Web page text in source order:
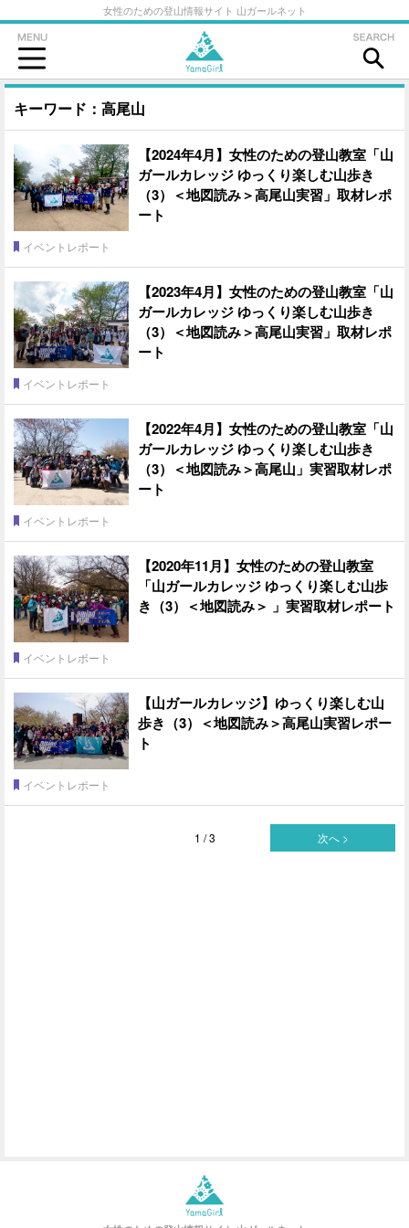
女性のための登山情報サイト 山ガールネット
キーワード：高尾山
【2024年4月】女性のための登山教室「山
ガールカレッジ ゆっくり楽しむ山歩き
（3）＜地図読み＞高尾山実習」取材レポ
ート
イベントレポート
【2023年4月】女性のための登山教室「山
ガールカレッジ ゆっくり楽しむ山歩き
（3）＜地図読み＞高尾山実習」取材レポ
ート
イベントレポート
【2022年4月】女性のための登山教室「山
ガールカレッジ ゆっくり楽しむ山歩き
（3）＜地図読み＞高尾山」実習取材レポ
ート
イベントレポート
【2020年11月】女性のための登山教室
「山ガールカレッジ ゆっくり楽しむ山歩
き（3）＜地図読み＞ 」実習取材レポート
イベントレポート
【山ガールカレッジ】ゆっくり楽しむ山
歩き（3）＜地図読み＞高尾山実習レポー
ト
イベントレポート
1 / 3 次へ >